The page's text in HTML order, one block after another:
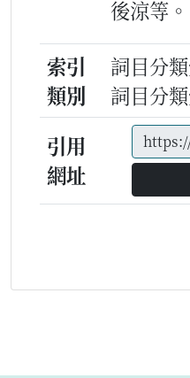
後涼等。
索引
類別
詞目分
詞目分
引用
網址